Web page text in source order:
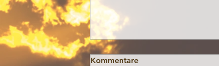
Kommentare